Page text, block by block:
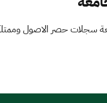
سجلات حصر الاصول